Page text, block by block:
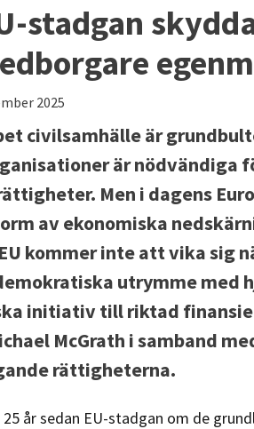
stadgan
2025
civilsamhälle är
är nödvändiga
Men i dagens
av ekonomiska
kommer inte att vika sig
utrymme med
initiativ till riktad
McGrath i samband
rättigheterna.
25 år sedan EU-stadgan om de